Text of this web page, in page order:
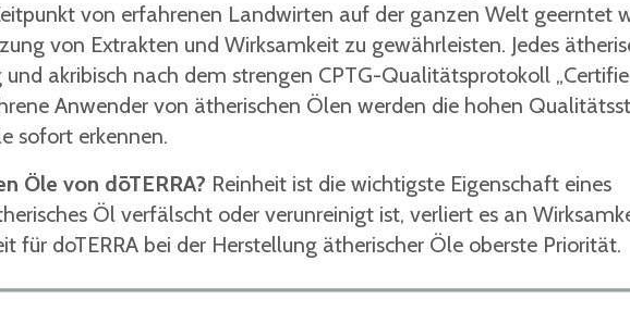
von erfahrenen Landwirten auf der ganzen Welt geerntet
von Extrakten und Wirksamkeit zu gewährleisten. Jedes
akribisch nach dem strengen CPTG-Qualitätsprotokoll
Anwender von ätherischen Ölen werden die hohen
sofort erkennen.
Öle von dōTERRA? Reinheit ist die wichtigste Eigenschaft eines
Öl verfälscht oder verunreinigt ist, verliert es an
für doTERRA bei der Herstellung ätherischer Öle oberste Priorität.